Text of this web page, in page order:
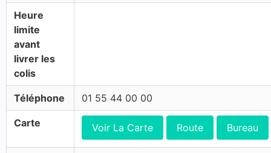
Heure
limite
avant
livrer les
colis
Téléphone 01 55 44 00 00
Carte Voir La Carte Route Bureau